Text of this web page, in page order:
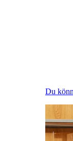
Du